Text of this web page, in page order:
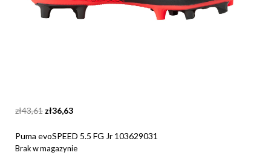
zł43,61 Original
was:
zł43,61.
zł36,63Current
is:
zł36,63.
Puma evoSPEED 5.5 FG Jr 103629031
Brak w magazynie